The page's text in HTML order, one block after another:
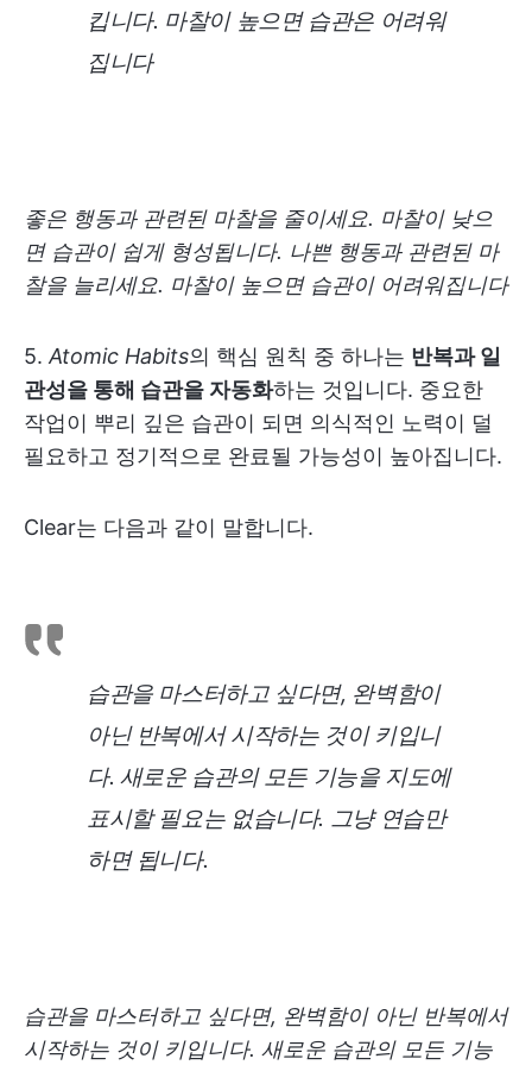
킵니다. 마찰이 높으면 습관은 어려워
집니다
좋은 행동과 관련된 마찰을 줄이세요. 마찰이 낮으
면 습관이 쉽게 형성됩니다. 나쁜 행동과 관련된 마
찰을 늘리세요. 마찰이 높으면 습관이 어려워집니다
5. Atomic Habits의 핵심 원칙 중 하나는 반복과 일
관성을 통해 습관을 자동화하는 것입니다. 중요한
작업이 뿌리 깊은 습관이 되면 의식적인 노력이 덜
필요하고 정기적으로 완료될 가능성이 높아집니다.
Clear는 다음과 같이 말합니다.
습관을 마스터하고 싶다면, 완벽함이
아닌 반복에서 시작하는 것이 키입니
다. 새로운 습관의 모든 기능을 지도에
표시할 필요는 없습니다. 그냥 연습만
하면 됩니다.
습관을 마스터하고 싶다면, 완벽함이 아닌 반복에서
시작하는 것이 키입니다. 새로운 습관의 모든 기능